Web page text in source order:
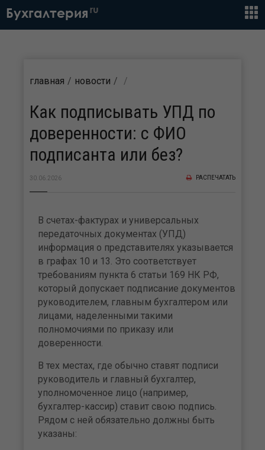
Бухгалтерия ru
главная новости
Как подписывать УПД по
доверенности: с ФИО
подписанта или без?
30.06.2026 РАСПЕЧАТАТЬ
В счетах-фактурах и универсальных
передаточных документах (УПД)
информация о представителях указывается
в графах 10 и 13. Это соответствует
требованиям пункта 6 статьи 169 НК РФ,
который допускает подписание документов
руководителем, главным бухгалтером или
лицами, наделенными такими
полномочиями по приказу или
доверенности.
В тех местах, где обычно ставят подписи
руководитель и главный бухгалтер,
уполномоченное лицо (например,
бухгалтер-кассир) ставит свою подпись.
Рядом с ней обязательно должны быть
указаны: